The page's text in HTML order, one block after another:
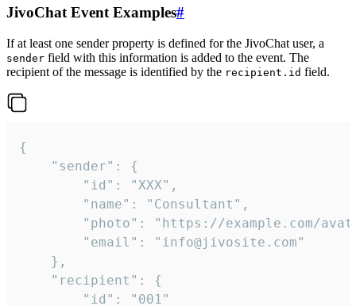
JivoChat Event Examples#
If at least one sender property is defined for the JivoChat user, a
sender field with this information is added to the event. The
recipient of the message is identified by the recipient.id field.
{